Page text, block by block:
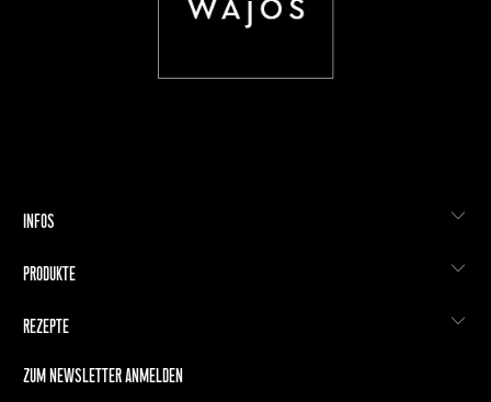
INFOS
PRODUKTE
REZEPTE
ZUM NEWSLETTER ANMELDEN